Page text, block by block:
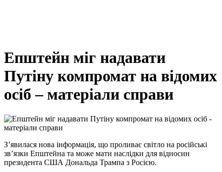
Епштейн міг надавати
Путіну компромат на відомих
осіб – матеріали справи
З’явилася нова інформація, що проливає світло на російські
зв’язки Епштейна та може мати наслідки для відносин
президента США Дональда Трампа з Росією.